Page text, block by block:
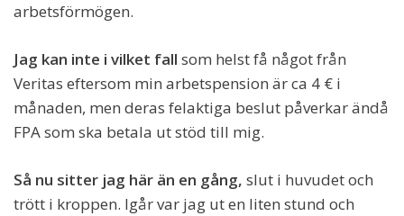
arbetsförmögen.
Jag kan inte i vilket fall som helst få något från
Veritas eftersom min arbetspension är ca 4 € i
månaden, men deras felaktiga beslut påverkar ändå
FPA som ska betala ut stöd till mig.
Så nu sitter jag här än en gång, slut i huvudet och
trött i kroppen. Igår var jag ut en liten stund och